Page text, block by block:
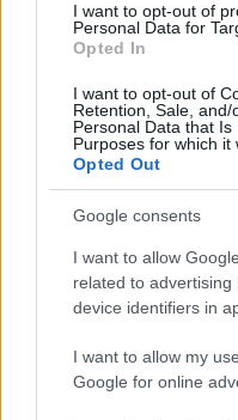
I want to opt-out of
Personal Data for
Opted In
I want to opt-out of
Retention, Sale,
Personal Data that
Purposes for which it
Opted Out
Google consents
I want to allow
related to
device identifiers in
I want to allow my
Google for online